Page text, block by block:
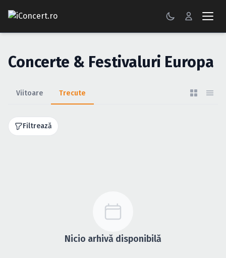
FESTIVALURI
PETRECERI
RECENZII
Concerte & Festivaluri Europa
Viitoare Trecute
Filtrează
Nicio arhivă disponibilă